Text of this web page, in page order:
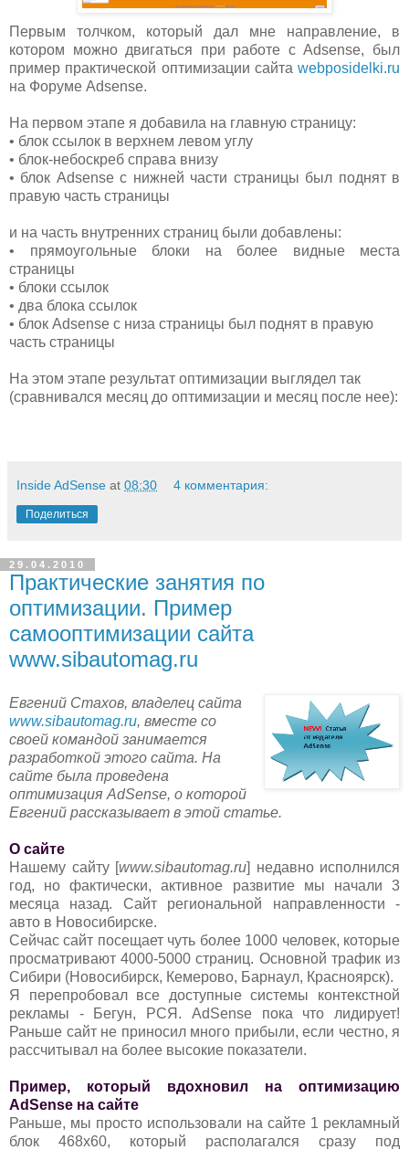
Первым толчком, который дал мне направление, в
котором можно двигаться при работе с Adsense, был
пример практической оптимизации сайта webposidelki.ru
на Форуме Adsense.
На первом этапе я добавила на главную страницу:
• блок ссылок в верхнем левом углу
• блок-небоскреб справа внизу
• блок Adsense с нижней части страницы был поднят в
правую часть страницы
и на часть внутренних страниц были добавлены:
• прямоугольные блоки на более видные места
страницы
• блоки ссылок
• два блока ссылок
• блок Adsense с низа страницы был поднят в правую
часть страницы
На этом этапе результат оптимизации выглядел так
(сравнивался месяц до оптимизации и месяц после нее):
Inside AdSense at 08:30 4 комментария:
Поделиться
29.04.2010
Практические занятия по
оптимизации. Пример
самооптимизации сайта
www.sibautomag.ru
Евгений Стахов, владелец сайта
www.sibautomag.ru, вместе со
своей командой занимается
разработкой этого сайта. На
сайте была проведена
оптимизация AdSense, о которой
Евгений рассказывает в этой статье.
О сайте
Нашему сайту [www.sibautomag.ru] недавно исполнился
год, но фактически, активное развитие мы начали 3
месяца назад. Сайт региональной направленности -
авто в Новосибирске.
Сейчас сайт посещает чуть более 1000 человек, которые
просматривают 4000-5000 страниц. Основной трафик из
Сибири (Новосибирск, Кемерово, Барнаул, Красноярск).
Я перепробовал все доступные системы контекстной
рекламы - Бегун, РСЯ. AdSense пока что лидирует!
Раньше сайт не приносил много прибыли, если честно, я
рассчитывал на более высокие показатели.
Пример, который вдохновил на оптимизацию
AdSense на сайте
Раньше, мы просто использовали на сайте 1 рекламный
блок 468х60, который располагался сразу под